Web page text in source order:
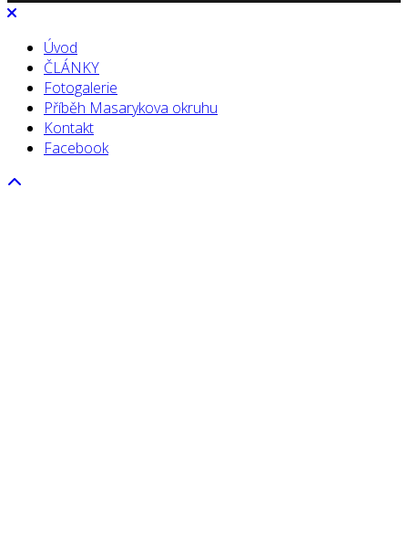
Úvod
ČLÁNKY
Fotogalerie
Příběh Masarykova okruhu
Kontakt
Facebook